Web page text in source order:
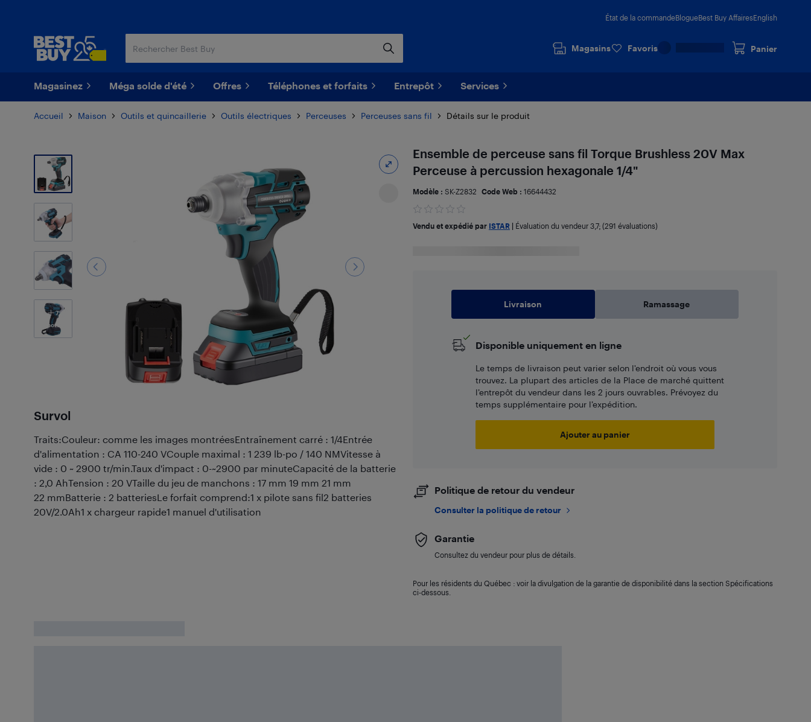
État de la commandeBlogueBest Buy AffairesEnglish
Magasins Favoris Panier
Magasinez Méga solde d'été Offres Téléphones et forfaits Entrepôt Services
Accueil Maison Outils et quincaillerie Outils électriques Perceuses Perceuses sans fil Détails sur le produit
7
Photos
Survol
Traits:Couleur: comme les images montréesEntraînement carré : 1/4Entrée
d'alimentation : CA 110-240 VCouple maximal : 1 239 lb-po / 140 NMVitesse à
vide : 0 ~ 2900 tr/min.Taux d'impact : 0-~2900 par minuteCapacité de la batterie
: 2,0 AhTension : 20 VTaille du jeu de manchons : 17 mm 19 mm 21 mm
22 mmBatterie : 2 batteriesLe forfait comprend:1 x pilote sans fil2 batteries
20V/2.0Ah1 x chargeur rapide1 manuel d'utilisation
Ensemble de perceuse sans fil Torque Brushless 20V Max
Perceuse à percussion hexagonale 1/4"
Modèle : SK-Z2832 Code Web : 16644432
Vendu et expédié par ISTAR Évaluation du vendeur 3,7; (291 évaluations)
Livraison Ramassage
Disponible uniquement en ligne
Le temps de livraison peut varier selon l'endroit où vous vous
trouvez. La plupart des articles de la Place de marché quittent
l’entrepôt du vendeur dans les 2 jours ouvrables. Prévoyez du
temps supplémentaire pour l’expédition.
Ajouter au panier
Politique de retour du vendeur
Consulter la politique de retour
Garantie
Consultez du vendeur pour plus de détails.
Pour les résidents du Québec : voir la divulgation de la garantie de disponibilité dans la section Spécifications
ci-dessous.